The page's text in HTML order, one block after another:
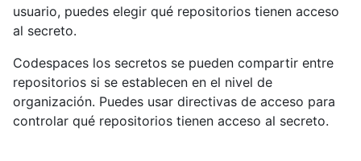
usuario, puedes elegir qué repositorios tienen acceso
al secreto.
Codespaces los secretos se pueden compartir entre
repositorios si se establecen en el nivel de
organización. Puedes usar directivas de acceso para
controlar qué repositorios tienen acceso al secreto.